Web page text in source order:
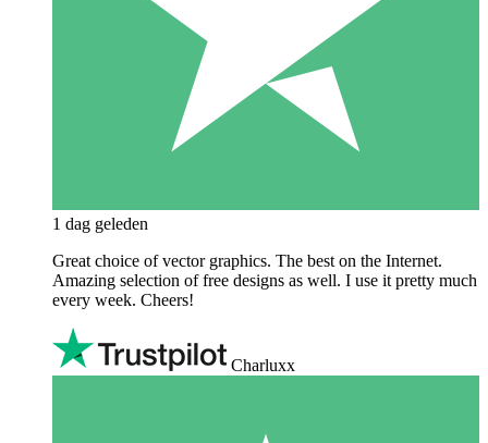
1 dag geleden
Great choice of vector graphics. The best on the Internet.
Amazing selection of free designs as well. I use it pretty much
every week. Cheers!
Charluxx